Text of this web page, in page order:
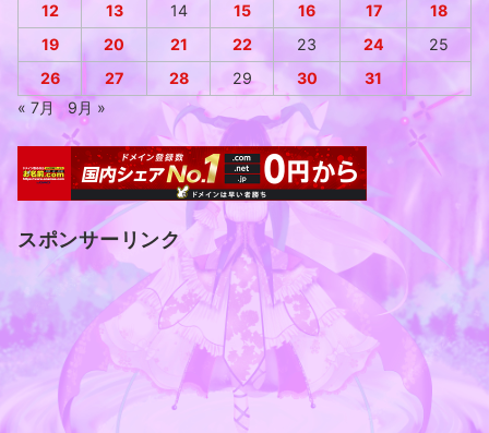
12
13 14 15 16 17
18
19
20 21 22 23 24
25
26
27 28 29 30
31
« 7月
9月 »
スポンサーリンク